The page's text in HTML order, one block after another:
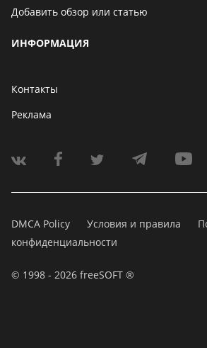
Добавить обзор или статью
ИНФОРМАЦИЯ
Контакты
Реклама
DMCA Policy Условия и правила
конфиденциальности
© 1998 - 2026 freeSOFT ®